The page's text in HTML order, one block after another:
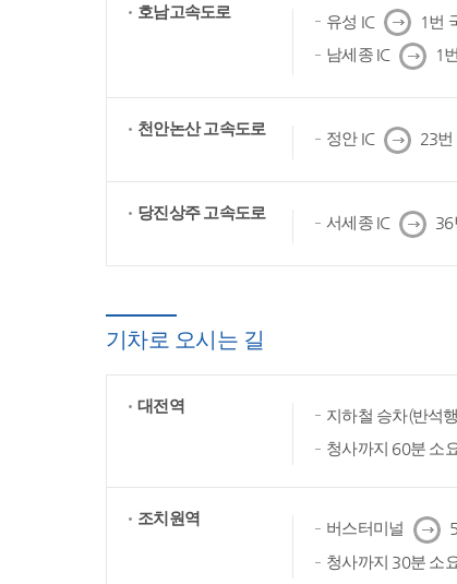
호남고속도로
유성 IC 다
음
1번
남세종 IC 다
음
1
천안논산 고속도로
정안 IC 다
음
23번
당진상주 고속도로
서세종 IC 다
음
36
기차로 오시는 길
대전역
지하철 승차(반석
청사까지 60분 소
조치원역
버스터미널 다
음
청사까지 30분 소